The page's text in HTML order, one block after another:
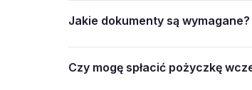
Jakie dokumenty są wymagane?
Czy mogę spłacić pożyczkę